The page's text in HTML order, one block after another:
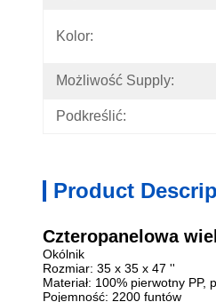
Kolor:
Możliwość Supply:
Podkreślić:
Product
Czteropanelowa
Okólnik
Rozmiar: 35 x 35 x 47 ''
Materiał: 100% pierwotny
Pojemność: 2200 funtów